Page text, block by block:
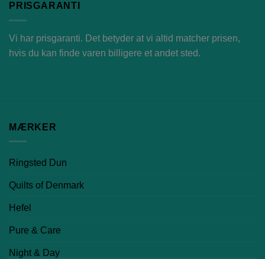
PRISGARANTI
Vi har prisgaranti. Det betyder at vi altid matcher prisen,
hvis du kan finde varen billigere et andet sted.
MÆRKER
Ringsted Dun
Quilts of Denmark
Hefel
Pure & Care
Night & Day